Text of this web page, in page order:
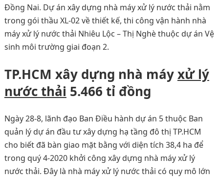
Đồng Nai. Dự án xây dựng nhà máy xử lý nước thải nằm
trong gói thầu XL-02 về thiết kế, thi công vận hành nhà
máy xử lý nước thải Nhiêu Lộc – Thị Nghè thuộc dự án Vệ
sinh môi trường giai đoạn 2.
TP.HCM xây dựng nhà máyxử lý
nước thải 5.466 tỉ đồng
Ngày 28-8, lãnh đạo Ban Điều hành dự án 5 thuộc Ban
quản lý dự án đầu tư xây dựng hạ tầng đô thị TP.HCM
cho biết đã bàn giao mặt bằng với diện tích 38,4 ha để
trong quý 4-2020 khởi công xây dựng nhà máy xử lý
nước thải. Đây là nhà máy xử lý nước thải có quy mô lớn